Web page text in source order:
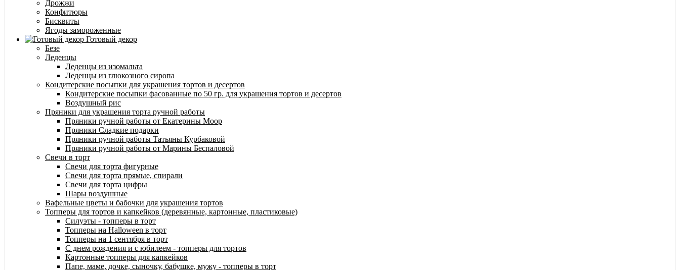
Дрожжи
Конфитюры
Бисквиты
Ягоды замороженные
Готовый декор
Безе
Леденцы
Леденцы из изомальта
Леденцы из глюкозного сиропа
Кондитерские посыпки для украшения тортов и десертов
Кондитерские посыпки фасованные по 50 гр. для украшения тортов и десертов
Воздушный рис
Пряники для украшения торта ручной работы
Пряники ручной работы от Екатерины Моор
Пряники Сладкие подарки
Пряники ручной работы Татьяны Курбаковой
Пряники ручной работы от Марины Беспаловой
Свечи в торт
Свечи для торта фигурные
Свечи для торта прямые, спирали
Свечи для торта цифры
Шары воздушные
Вафельные цветы и бабочки для украшения тортов
Топперы для тортов и капкейков (деревянные, картонные, пластиковые)
Силуэты - топперы в торт
Топперы на Halloween в торт
Топперы на 1 сентября в торт
С днем рождения и с юбилеем - топперы для тортов
Картонные топперы для капкейков
Папе, маме, дочке, сыночку, бабушке, мужу - топперы в торт